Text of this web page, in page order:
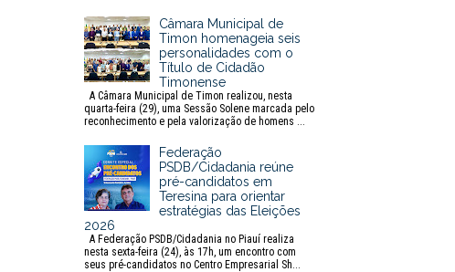
Câmara Municipal de
Timon homenageia seis
personalidades com o
Título de Cidadão
Timonense
A Câmara Municipal de Timon realizou, nesta
quarta-feira (29), uma Sessão Solene marcada pelo
reconhecimento e pela valorização de homens ...
Federação
PSDB/Cidadania reúne
pré-candidatos em
Teresina para orientar
estratégias das Eleições
2026
A Federação PSDB/Cidadania no Piauí realiza
nesta sexta-feira (24), às 17h, um encontro com
seus pré-candidatos no Centro Empresarial Sh...